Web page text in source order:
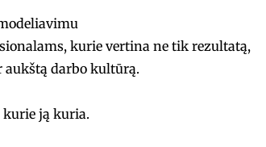
kurie vertina ne tik rezultatą,
darbo kultūrą.
ją kuria.